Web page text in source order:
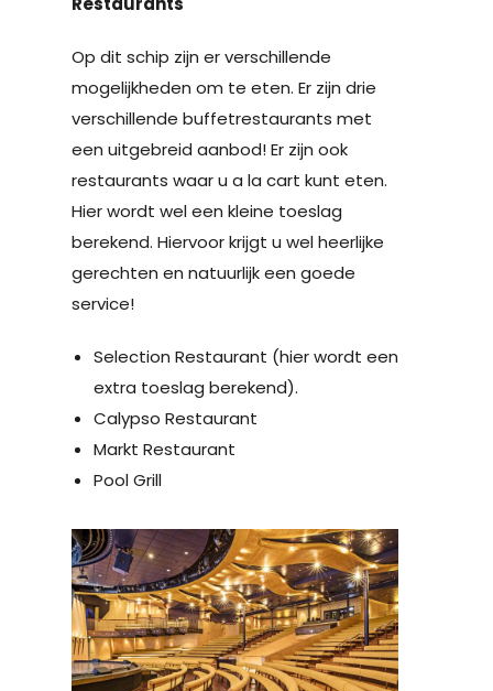
Op dit schip zijn er verschillende
mogelijkheden om te eten. Er zijn drie
verschillende buffetrestaurants met
een uitgebreid aanbod! Er zijn ook
restaurants waar u a la cart kunt eten.
Hier wordt wel een kleine toeslag
berekend. Hiervoor krijgt u wel heerlijke
gerechten en natuurlijk een goede
service!
Selection Restaurant (hier wordt een
extra toeslag berekend).
Calypso Restaurant
Markt Restaurant
Pool Grill